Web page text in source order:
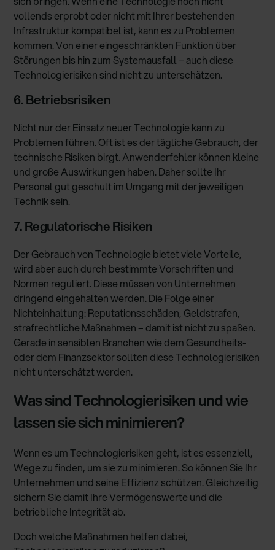
vollends erprobt oder nicht mit Ihrer bestehenden
Infrastruktur kompatibel ist, kann es zu Problemen
kommen. Von einer eingeschränkten Funktion über
Störungen bis hin zum Systemausfall – auch diese
Technologierisiken sind nicht zu unterschätzen.
6. Betriebsrisiken
Nicht nur der Einsatz neuer Technologie kann zu
Problemen führen. Oft ist es der tägliche Gebrauch, der
technische Risiken birgt. Anwenderfehler können kleine
und große Auswirkungen haben. Daher sollte Ihr
Personal gut geschult im Umgang mit der jeweiligen
Technik sein.
7. Regulatorische Risiken
Der Gebrauch von Technologie bietet viele Vorteile,
wird aber auch durch bestimmte Vorschriften und
Normen reguliert. Diese müssen von Unternehmen
dringend eingehalten werden. Die Folge einer
Nichteinhaltung: Reputationsschäden, Geldstrafen,
strafrechtliche Maßnahmen – damit ist nicht zu spaßen.
Gerade in sensiblen Branchen wie dem Gesundheits-
oder dem Finanzsektor sollten diese Technologierisiken
nicht unterschätzt werden.
Was sind Technologierisiken und wie
lassen sie sich minimieren?
Wenn es um Technologierisiken geht, ist es essenziell,
Wege zu finden, um sie zu minimieren. So können Sie Ihr
Unternehmen und seine Effizienz schützen. Gleichzeitig
sichern Sie damit Ihre Vermögenswerte und die
betriebliche Integrität ab.
Doch welche Maßnahmen helfen dabei,